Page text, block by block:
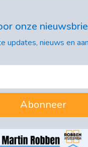
onze
updates, nieuws en
Abonneer